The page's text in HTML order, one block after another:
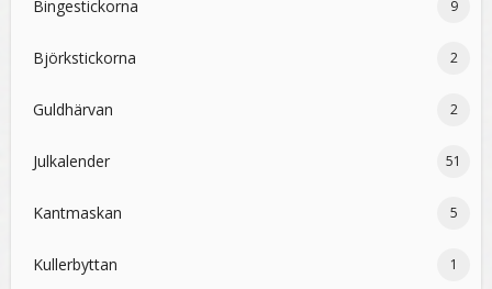
Bingestickorna 9
Björkstickorna 2
Guldhärvan 2
Julkalender 51
Kantmaskan 5
Kullerbyttan 1